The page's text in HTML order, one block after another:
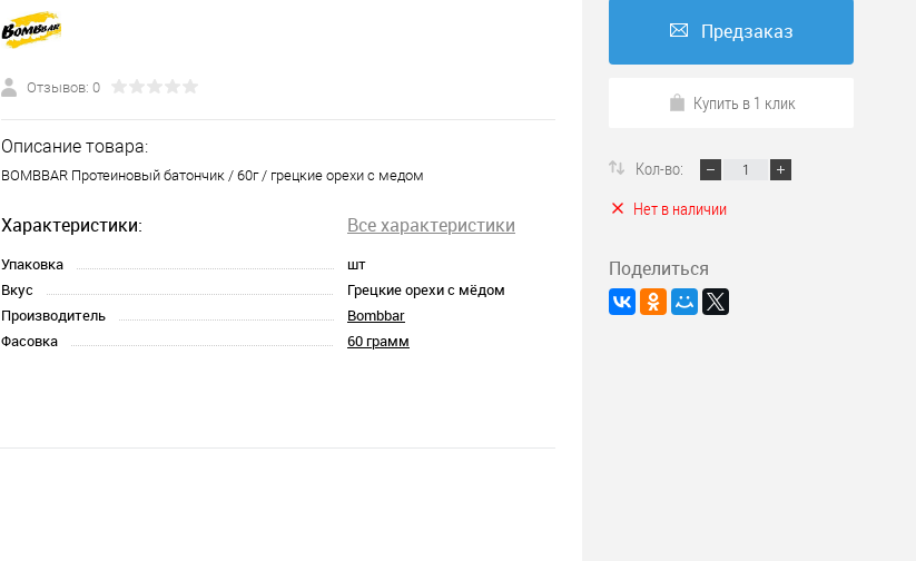
Отзывов: 0
Описание товара:
BOMBBAR Протеиновый батончик / 60г / грецкие орехи с медом
Характеристики: Все характеристики
Упаковка
шт
Вкус
Грецкие орехи с мёдом
Производитель
Bombbar
Фасовка
60 грамм
Предзаказ
Купить в 1 клик
Кол-во:
Нет в наличии
Поделиться